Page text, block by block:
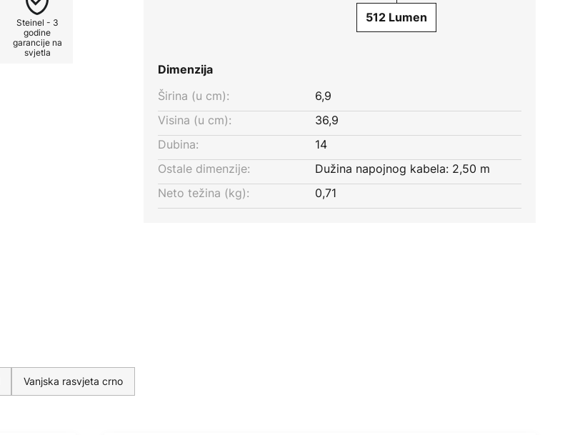
Steinel - 3
godine
garancije na
svjetla
512 Lumen
Dimenzija
Širina (u cm):
6,9
Visina (u cm):
36,9
Dubina:
14
Ostale dimenzije:
Dužina napojnog kabela: 2,50 m
Neto težina (kg):
0,71
Vanjska rasvjeta crno